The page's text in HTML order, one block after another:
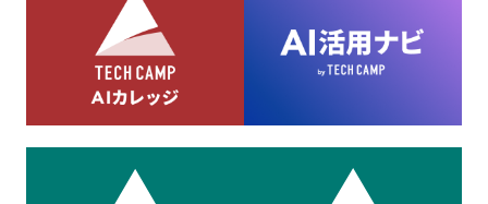
析結果を取得し、これをお客様の個人データと結びつけた上
で、広告配信等の目的で利用いたします。